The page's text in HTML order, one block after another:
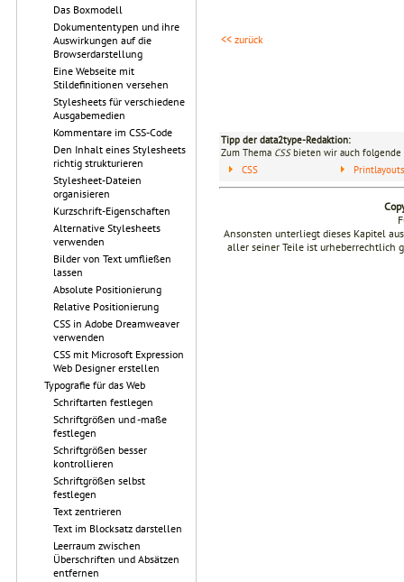
Das Boxmodell
Dokumententypen und ihre
Auswirkungen auf die
Browserdarstellung
Eine Webseite mit
Stildefinitionen versehen
Stylesheets für verschiedene
Ausgabemedien
Kommentare im CSS-Code
Den Inhalt eines Stylesheets
richtig strukturieren
Stylesheet-Dateien
organisieren
Kurzschrift-Eigenschaften
Alternative Stylesheets
verwenden
Bilder von Text umfließen
lassen
Absolute Positionierung
Relative Positionierung
CSS in Adobe Dreamweaver
verwenden
CSS mit Microsoft Expression
Web Designer erstellen
Typografie für das Web
Schriftarten festlegen
Schriftgrößen und -maße
festlegen
Schriftgrößen besser
kontrollieren
Schriftgrößen selbst
festlegen
Text zentrieren
Text im Blocksatz darstellen
Leerraum zwischen
Überschriften und Absätzen
entfernen
<< zurück
Tipp der data2type-Redaktion:
Zum Thema CSSbieten wir auch folgende
CSS
Ansonsten unterliegt dieses Kapitel
aller seiner Teile ist urheberrechtlich